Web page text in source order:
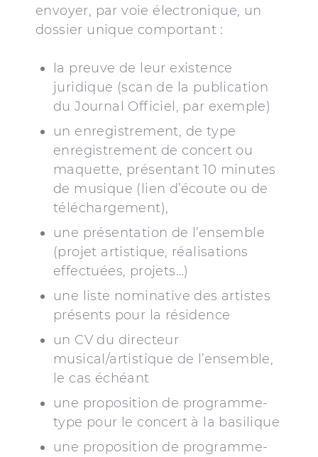
envoyer, par voie électronique, un
dossier unique comportant :
la preuve de leur existence
juridique (scan de la publication
du Journal Officiel, par exemple)
un enregistrement, de type
enregistrement de concert ou
maquette, présentant 10 minutes
de musique (lien d’écoute ou de
téléchargement),
une présentation de l’ensemble
(projet artistique, réalisations
effectuées, projets…)
une liste nominative des artistes
présents pour la résidence
un CV du directeur
musical/artistique de l’ensemble,
le cas échéant
une proposition de programme-
type pour le concert à la basilique
une proposition de programme-